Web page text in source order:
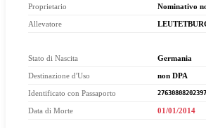
Nominativo non accessibile
Proprietario Nominativo
Allevatore
Stato di Nascita Germania
Destinazione d'Uso non DPA
Identificato con Passaporto
Data di Morte 01/01/2014